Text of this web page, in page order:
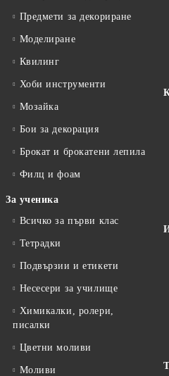
Предмети за декориране
Моделиране
Квилинг
Хоби инструменти
Мозайка
Бои за декорация
Брокат и брокатени лепила
Филц и фоам
За ученика
Всичко за първи клас
Тетрадки
Подвързии и етикети
Несесери за училище
Химикалки, ролери,
писалки
Цветни моливи
Моливи